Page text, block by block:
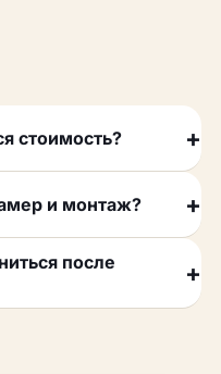
стоимость?
и монтаж?
после